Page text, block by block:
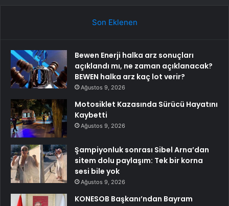
Son Eklenen
Bewen Enerji halka arz sonuçları
açıklandı mı, ne zaman açıklanacak?
BEWEN halka arz kaç lot verir?
Ağustos 9, 2026
Motosiklet Kazasında Sürücü Hayatını
Kaybetti
Ağustos 9, 2026
Şampiyonluk sonrası Sibel Arna’dan
sitem dolu paylaşım: Tek bir korna
sesi bile yok
Ağustos 9, 2026
KONESOB Başkanı’ndan Bayram